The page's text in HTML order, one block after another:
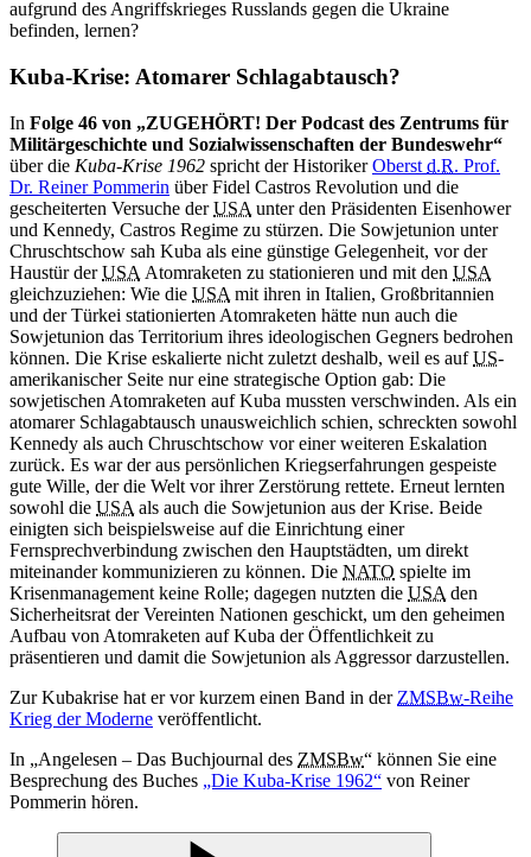
aufgrund des Angriffskrieges Russlands gegen die Ukraine
befinden, lernen?
Kuba-Krise: Atomarer Schlagabtausch?
In Folge 46 von „ZUGEHÖRT! Der Podcast des Zentrums für
Militärgeschichte und Sozialwissenschaften der Bundeswehr“
über die Kuba-Krise 1962 spricht der HistorikerOberst d.R. Prof.
Dr. Reiner Pommerin über Fidel Castros Revolution und die
gescheiterten Versuche derUSA unter den Präsidenten Eisenhower
und Kennedy, Castros Regime zu stürzen. Die Sowjetunion unter
Chruschtschow sah Kuba als eine günstige Gelegenheit, vor der
Haustür derUSA Atomraketen zu stationieren und mit den USA
gleichzuziehen: Wie die USA mit ihren in Italien, Großbritannien
und der Türkei stationierten Atomraketen hätte nun auch die
Sowjetunion das Territorium ihres ideologischen Gegners bedrohen
können. Die Krise eskalierte nicht zuletzt deshalb, weil es aufUS-
amerikanischer Seite nur eine strategische Option gab: Die
sowjetischen Atomraketen auf Kuba mussten verschwinden. Als ein
atomarer Schlagabtausch unausweichlich schien, schreckten sowohl
Kennedy als auch Chruschtschow vor einer weiteren Eskalation
zurück. Es warder aus persönlichen Kriegserfahrungen gespeiste
gute Wille, der die Welt vor ihrer Zerstörung rettete. Erneut lernten
sowohl die USA als auch die Sowjetunion aus der Krise. Beide
einigten sich beispielsweise auf die Einrichtung einer
Fernsprechverbindung zwischen den Hauptstädten, um direkt
miteinander kommunizieren zu können. Die NATO spielte im
Krisenmanagement keine Rolle; dagegen nutzten die USA den
Sicherheitsrat der Vereinten Nationen geschickt, um den geheimen
Aufbau von Atomraketen auf Kuba der Öffentlichkeit zu
präsentieren und damit die Sowjetunion als Aggressor darzustellen.
Zur Kubakrise hat er vor kurzem einen Band in der ZMSBw-Reihe
Krieg der Moderne veröffentlicht.
In „Angelesen – Das Buchjournal des ZMSBw“ können Sie eine
Besprechung des Buches „Die Kuba-Krise 1962“ von Reiner
Pommerin hören.